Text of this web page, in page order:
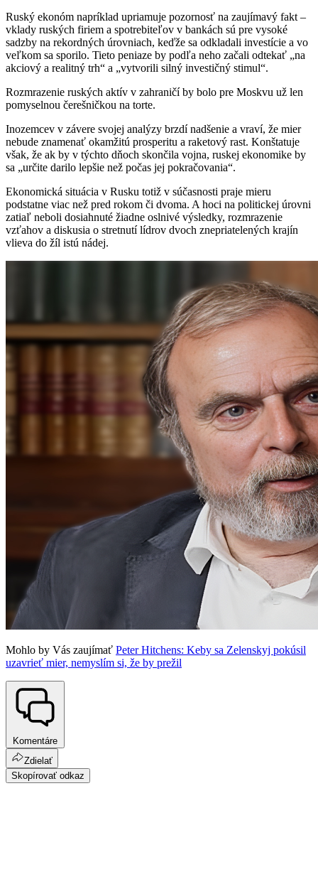
Ruský ekonóm napríklad upriamuje pozornosť na zaujímavý fakt –
vklady ruských firiem a spotrebiteľov v bankách sú pre vysoké
sadzby na rekordných úrovniach, keďže sa odkladali investície a vo
veľkom sa sporilo. Tieto peniaze by podľa neho začali odtekať „na
akciový a realitný trh“ a „vytvorili silný investičný stimul“.
Rozmrazenie ruských aktív v zahraničí by bolo pre Moskvu už len
pomyselnou čerešničkou na torte.
Inozemcev v závere svojej analýzy brzdí nadšenie a vraví, že mier
nebude znamenať okamžitú prosperitu a raketový rast. Konštatuje
však, že ak by v týchto dňoch skončila vojna, ruskej ekonomike by
sa „určite darilo lepšie než počas jej pokračovania“.
Ekonomická situácia v Rusku totiž v súčasnosti praje mieru
podstatne viac než pred rokom či dvoma. A hoci na politickej úrovni
zatiaľ neboli dosiahnuté žiadne oslnivé výsledky, rozmrazenie
vzťahov a diskusia o stretnutí lídrov dvoch znepriatelených krajín
vlieva do žíl istú nádej.
Mohlo by Vás zaujímať Peter Hitchens: Keby sa Zelenskyj pokúsil
uzavrieť mier, nemyslím si, že by prežil
Komentáre
Zdielať
Skopírovať odkaz